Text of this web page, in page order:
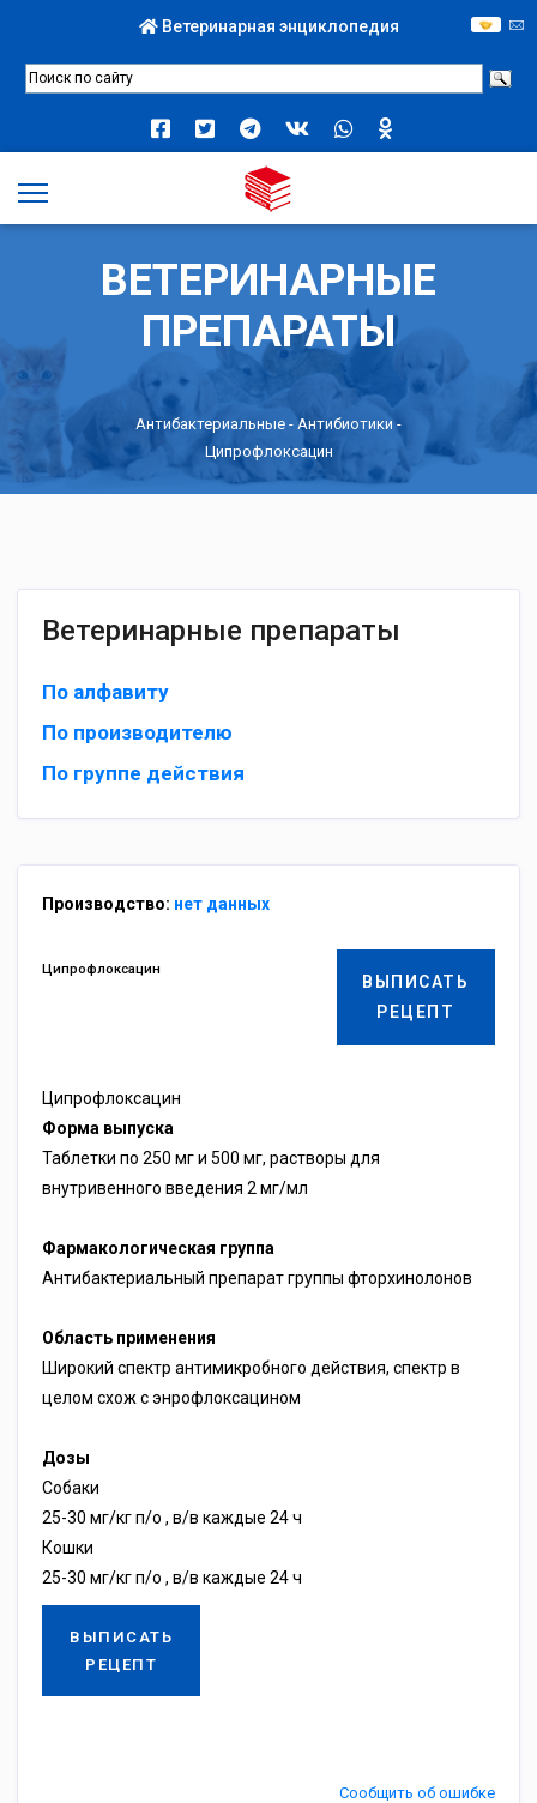
Ветеринарная энциклопедия
ВЕТЕРИНАРНЫЕ
ПРЕПАРАТЫ
Антибактериальные - Антибиотики-
Ципрофлоксацин
Ветеринарные препараты
По алфавиту
По производителю
По группе действия
Производство: нет данных
ВЫПИСАТЬ
РЕЦЕПТ
Ципрофлоксацин
Ципрофлоксацин
Форма выпуска
Таблетки по 250 мг и 500 мг, растворы для
внутривенного введения 2 мг/мл
Фармакологическая группа
Антибактериальный препарат группы фторхинолонов
Область применения
Широкий спектр антимикробного действия, спектр в
целом схож с энрофлоксацином
Дозы
Собаки
25-30 мг/кг п/о , в/в каждые 24 ч
Кошки
25-30 мг/кг п/о , в/в каждые 24 ч
ВЫПИСАТЬ
РЕЦЕПТ
Сообщить об ошибке